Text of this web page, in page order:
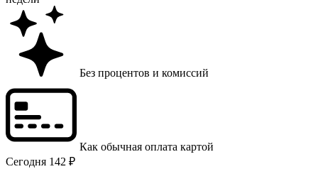
Без процентов и комиссий
Как обычная оплата картой
Сегодня 142 ₽